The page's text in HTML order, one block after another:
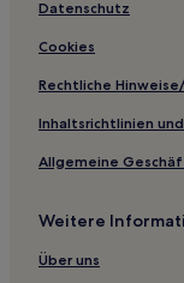
Business nahe
Lgbtqia-
Datenschutz
Cookies
Rechtliche
Inhaltsrichtlinien
Allgemeine
Weitere
Über uns